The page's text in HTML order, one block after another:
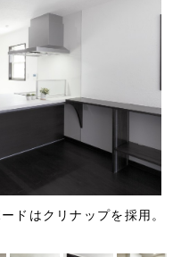
めたLDK。天井と壁は真
ドはクリナップを採用。
イニング空間。
ナルの収納棚を設置した
読書や勉強ができるカウ
もちろん色はモノトーン
納量もたっぷりと確保。
トルーム
の珪藻土仕上げです。
ーチ合板を使用。
イディングで一新。
は太陽光パネルを設置。
ーフバルコニー